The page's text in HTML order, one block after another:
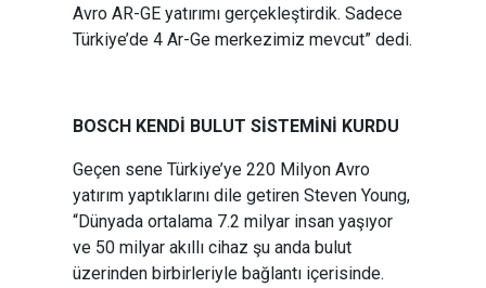
Avro AR-GE yatırımı gerçekleştirdik. Sadece
Türkiye’de 4 Ar-Ge merkezimiz mevcut” dedi.
BOSCH KENDİ BULUT SİSTEMİNİ KURDU
Geçen sene Türkiye’ye 220 Milyon Avro
yatırım yaptıklarını dile getiren Steven Young,
“Dünyada ortalama 7.2 milyar insan yaşıyor
ve 50 milyar akıllı cihaz şu anda bulut
üzerinden birbirleriyle bağlantı içerisinde.